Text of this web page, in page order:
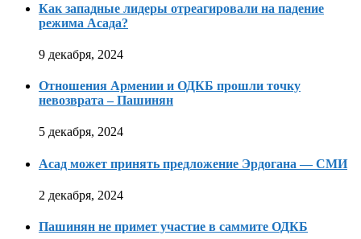
Как западные лидеры отреагировали на падение
режима Асада?
9 декабря, 2024
Отношения Армении и ОДКБ прошли точку
невозврата – Пашинян
5 декабря, 2024
Асад может принять предложение Эрдогана — СМИ
2 декабря, 2024
Пашинян не примет участие в саммите ОДКБ